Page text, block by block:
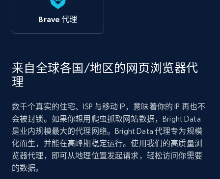
Brave 代理
来自全球各国/地区的网页浏览器代
理
数千个真实的住宅、ISP 与移动 IP，意味着你的 IP 再也不
会被封锁。如果你想用爬虫抓取网站数据，Bright Data
是业内规模最大的代理网络。Bright Data 代理专为规模
化而生，并能在高峰期稳定运行。使用我们的高质量浏
览器代理，即可从地理位置发起请求，轻松访问你需要
的数据。